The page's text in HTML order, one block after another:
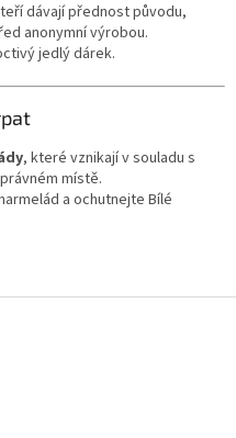
dávají přednost původu,
anonymní výrobou.
jedlý dárek.
, které vznikají v souladu s
místě.
a ochutnejte Bílé